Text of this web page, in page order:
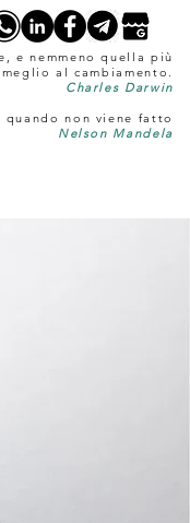
e nemmeno quella più
al cambiamento.
Charles Darwin
non viene fatto
Nelson Mandela